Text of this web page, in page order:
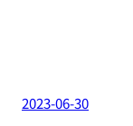
2023-06-30